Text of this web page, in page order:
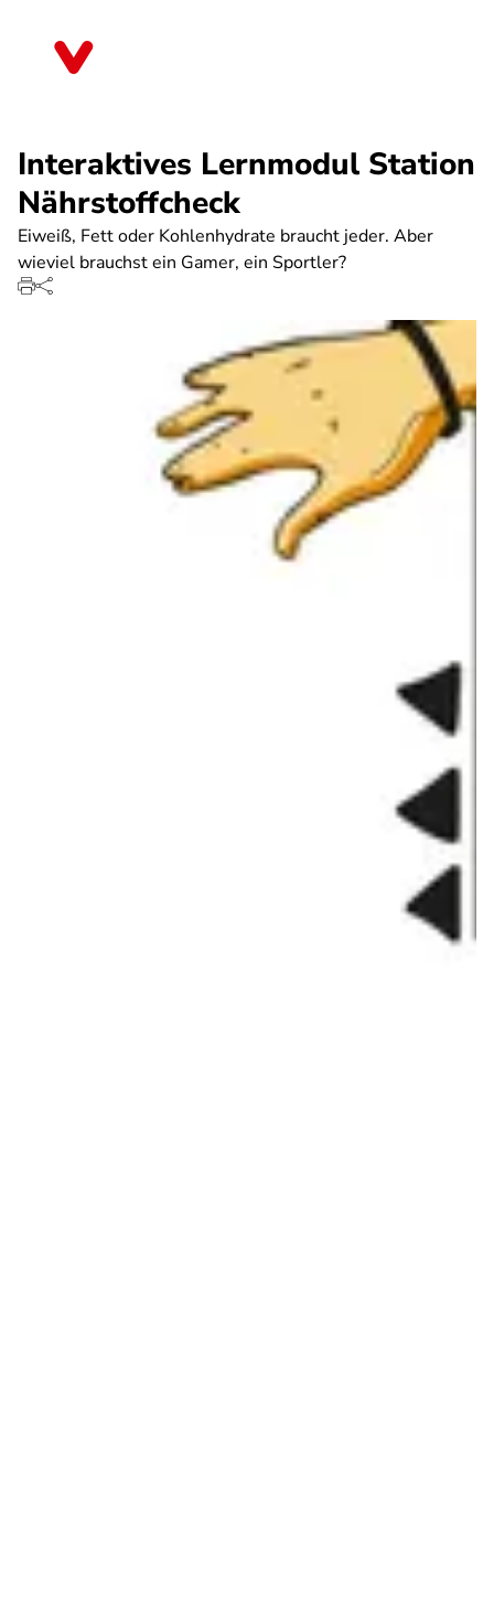
Interaktives Lernmodul Station
Nährstoffcheck
Eiweiß, Fett oder Kohlenhydrate braucht jeder. Aber
wieviel brauchst ein Gamer, ein Sportler?